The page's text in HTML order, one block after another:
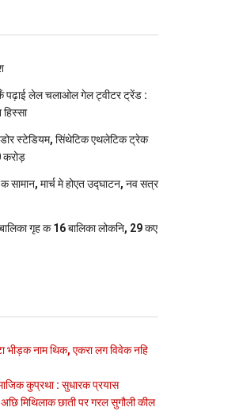
पढ़ाई लेल चलाओल गेल ट्वीटर ट्रेंड :
स्‍टेडि‍यम, सिंथेटिक एथलेटिक ट्रेक
करोड़
सामान, मार्च मे होएत उद्घाटन, नव सत्र
गृह क 16 बालिका लोकनि, 29 कए
भीड़क नाम थिक, एकरा लग विवेक नहि
कुप्रथा : सुधारक प्रयास
मिथिलाक छाती पर गरल सुगौली कील